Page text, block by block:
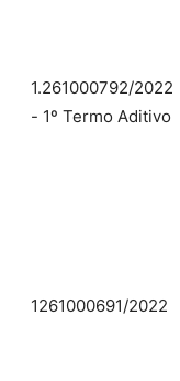
1.261000792/2022
- 1º Termo Aditivo
1261000691/2022